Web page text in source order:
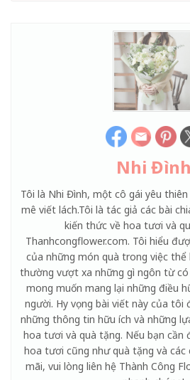
Nhi Đình
Tôi là Nhi Đình, một cô gái yêu thiên
mê viết lách.Tôi là tác giả các bài
kiến thức về hoa tươi và
Thanhcongflower.com. Tôi hiểu
của những món quà trong việc thể
thường vượt xa những gì ngôn từ
mong muốn mang lại những điều
người. Hy vọng bài viết này của tôi
những thông tin hữu ích và những
hoa tươi và quà tặng. Nếu bạn cần
hoa tươi cũng như quà tặng và các
mãi, vui lòng liên hệ Thành Công